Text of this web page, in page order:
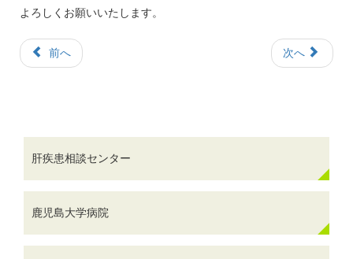
よろしくお願いいたします。
前へ 次へ
肝疾患相談センター
鹿児島大学病院